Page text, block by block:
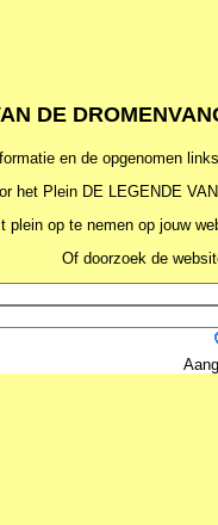
DE
en de opgenomen
het Plein DE LEGENDE
plein op te nemen op jouw
Of doorzoek de